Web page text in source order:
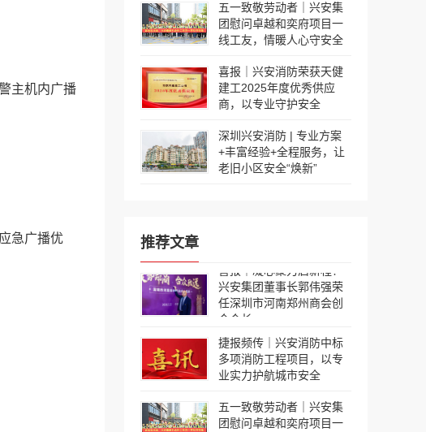
五一致敬劳动者｜兴安集
团慰问卓越和奕府项目一
线工友，情暖人心守安全
喜报｜兴安消防荣获天健
建工2025年度优秀供应
商，以专业守护安全
深圳兴安消防 | 专业方案
+丰富经验+全程服务，让
老旧小区安全“焕新”
推荐文章
喜报｜凝心聚力启新程！
兴安集团董事长郭伟强荣
任深圳市河南郑州商会创
会会长
捷报频传｜兴安消防中标
多项消防工程项目，以专
业实力护航城市安全
五一致敬劳动者｜兴安集
团慰问卓越和奕府项目一
主机内广播
急广播优